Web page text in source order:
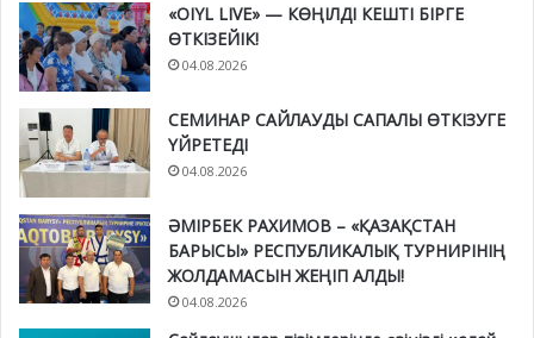
«OIYL LIVE» — КӨҢІЛДІ КЕШТІ БІРГЕ
ӨТКІЗЕЙІК!
04.08.2026
СЕМИНАР САЙЛАУДЫ САПАЛЫ ӨТКІЗУГЕ
ҮЙРЕТЕДІ
04.08.2026
ӘМІРБЕК РАХИМОВ – «ҚАЗАҚСТАН
БАРЫСЫ» РЕСПУБЛИКАЛЫҚ ТУРНИРІНІҢ
ЖОЛДАМАСЫН ЖЕҢІП АЛДЫ!
04.08.2026